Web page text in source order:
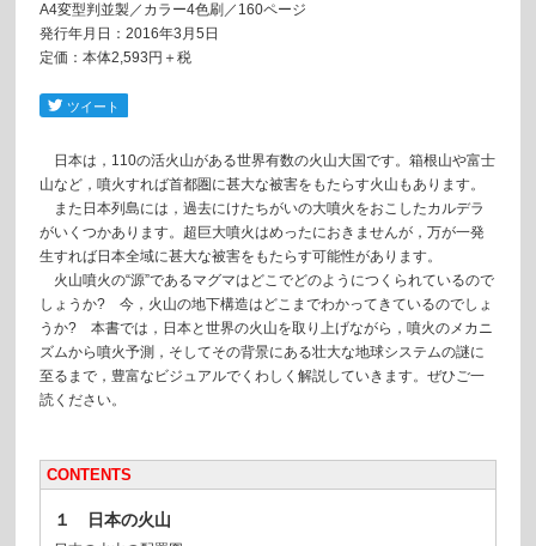
A4変型判並製／カラー4色刷／160ページ
発行年月日：2016年3月5日
定価：本体2,593円＋税
日本は，110の活火山がある世界有数の火山大国です。箱根山や富士
山など，噴火すれば首都圏に甚大な被害をもたらす火山もあります。
また日本列島には，過去にけたちがいの大噴火をおこしたカルデラ
がいくつかあります。超巨大噴火はめったにおきませんが，万が一発
生すれば日本全域に甚大な被害をもたらす可能性があります。
火山噴火の“源”であるマグマはどこでどのようにつくられているので
しょうか? 今，火山の地下構造はどこまでわかってきているのでしょ
うか? 本書では，日本と世界の火山を取り上げながら，噴火のメカニ
ズムから噴火予測，そしてその背景にある壮大な地球システムの謎に
至るまで，豊富なビジュアルでくわしく解説していきます。ぜひご一
読ください。
CONTENTS
１ 日本の火山